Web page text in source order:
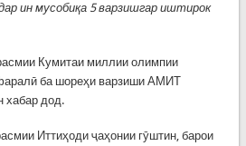
ин мусобиқа 5 варзишгар иштирок
Кумитаи миллии олимпии
ба шореҳи варзиши АМИТ
хабар дод.
Иттиҳоди ҷаҳонии гӯштин, барои